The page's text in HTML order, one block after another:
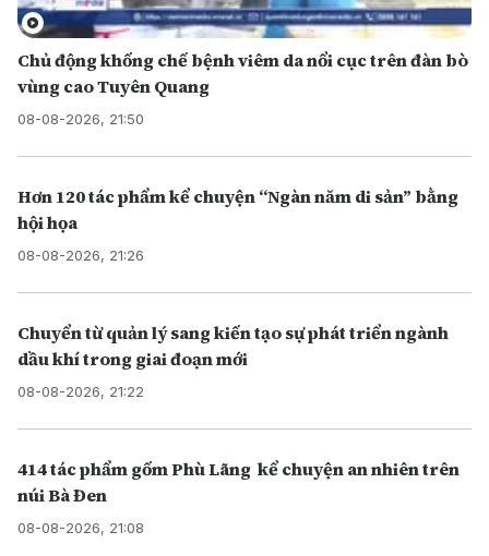
Chủ động khống chế bệnh viêm da nổi cục trên đàn bò
vùng cao Tuyên Quang
08-08-2026, 21:50
Hơn 120 tác phẩm kể chuyện “Ngàn năm di sản” bằng
hội họa
08-08-2026, 21:26
Chuyển từ quản lý sang kiến tạo sự phát triển ngành
dầu khí trong giai đoạn mới
08-08-2026, 21:22
414 tác phẩm gốm Phù Lãng kể chuyện an nhiên trên
núi Bà Đen
08-08-2026, 21:08